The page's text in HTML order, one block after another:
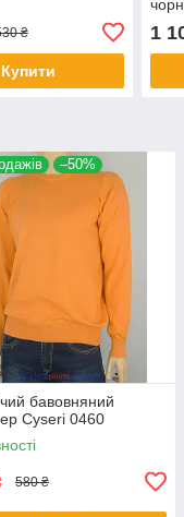
₴
Купити
1
–50%
бавовняний
Cyseri 0460
580 ₴